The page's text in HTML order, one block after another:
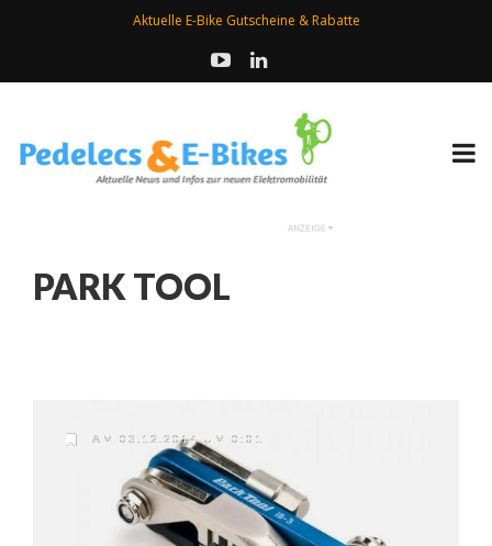
Aktuelle E-Bike Gutscheine & Rabatte
PARK TOOL
AM 03.12.2014 UM 0:01